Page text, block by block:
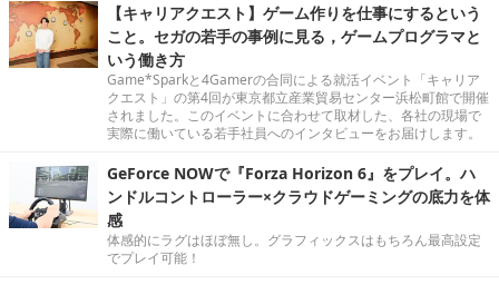
【キャリアクエスト】ゲーム作りを仕事にするという
こと。セガの若手の事例に見る，ゲームプログラマと
いう働き方
Game*Sparkと4Gamerの合同による就活イベント「キャリア
クエスト」の第4回が東京都立産業貿易センター浜松町館で開催
されました。このイベントに合わせて取材した、各社の現場で
実際に働いている若手社員へのインタビューをお届けします。
GeForce NOWで『Forza Horizon 6』をプレイ。ハ
ンドルコントローラー×クラウドゲーミングの底力を体
感
体感的にラグはほぼ無し。グラフィックスはもちろん最高設定
でプレイ可能！